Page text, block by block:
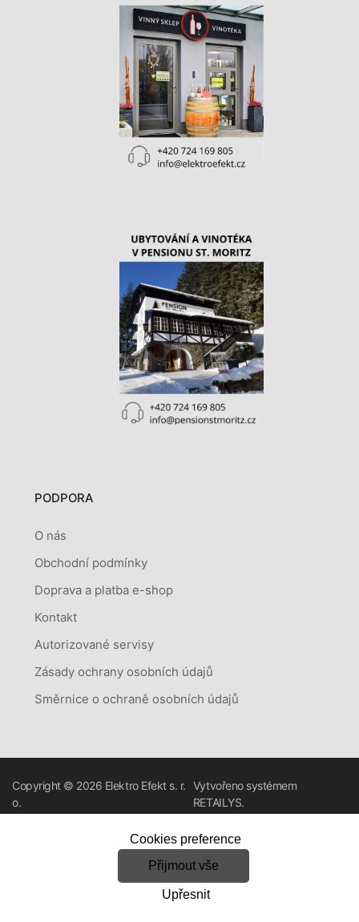
PODPORA
O nás
Obchodní podmínky
Doprava a platba e-shop
Kontakt
Autorizované servisy
Zásady ochrany osobních údajů
Směrnice o ochraně osobních údajů
Copyright © 2026 Elektro Efekt s. r.
o.
Vytvořeno systémem
RETAILYS.
Cookies preference
Přijmout vše
Upřesnit